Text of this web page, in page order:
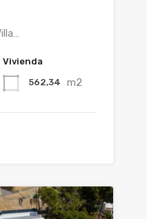
Vivienda
562,34 m2